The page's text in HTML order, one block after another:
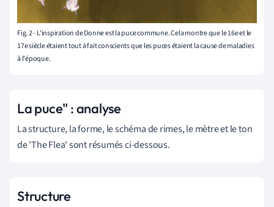
Fig. 2 - L'inspiration de Donne est la puce commune. Cela montre que le 16e et le
17e siècle étaient tout à fait conscients que les puces étaient la cause de maladies
à l'époque.
La puce" : analyse
La structure, la forme, le schéma de rimes, le mètre et le ton
de 'The Flea' sont résumés ci-dessous.
Structure